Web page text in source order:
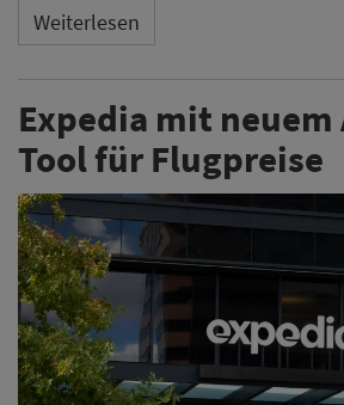
Weiterlesen
Expedia mit neuem
Tool für Flugpreise